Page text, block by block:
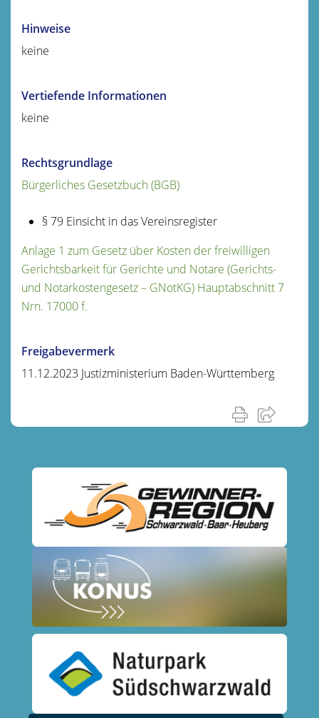
Hinweise
keine
Vertiefende Informationen
keine
Rechtsgrundlage
Bürgerliches Gesetzbuch (BGB)
§ 79 Einsicht in das Vereinsregister
Anlage 1 zum Gesetz über Kosten der freiwilligen
Gerichtsbarkeit für Gerichte und Notare (Gerichts-
und Notarkostengesetz – GNotKG) Hauptabschnitt 7
Nrn. 17000 f.
Freigabevermerk
11.12.2023 Justizministerium Baden-Württemberg